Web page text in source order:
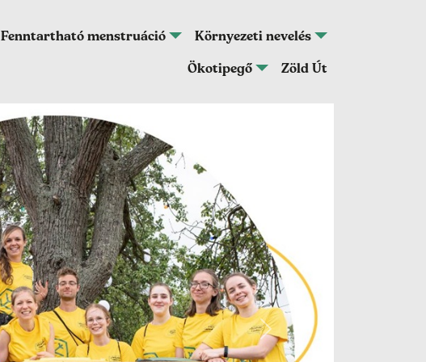
Fenntartható menstruáció
Környezeti nevelés
Ökotipegő
Zöld Út
Következő